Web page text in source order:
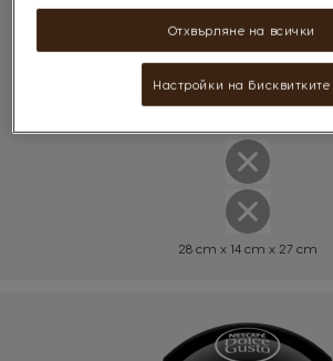
0.8 L
15 бара
28 сm x 14 cm x 27 cm
Отхвърляне на всички
Настройки на бисквитките